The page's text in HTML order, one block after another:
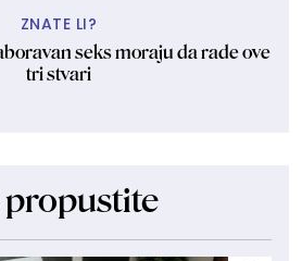
ZNATE LI?
seks moraju da rade ove
tri stvari
propustite